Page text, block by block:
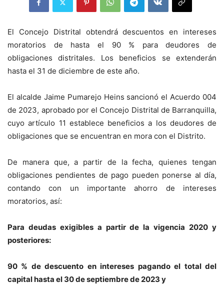
El Concejo Distrital obtendrá descuentos en intereses
moratorios de hasta el 90 % para deudores de
obligaciones distritales. Los beneficios se extenderán
hasta el 31 de diciembre de este año.
El alcalde Jaime Pumarejo Heins sancionó el Acuerdo 004
de 2023, aprobado por el Concejo Distrital de Barranquilla,
cuyo artículo 11 establece beneficios a los deudores de
obligaciones que se encuentran en mora con el Distrito.
De manera que, a partir de la fecha, quienes tengan
obligaciones pendientes de pago pueden ponerse al día,
contando con un importante ahorro de intereses
moratorios, así:
Para deudas exigibles a partir de la vigencia 2020 y
posteriores:
90 % de descuento en intereses pagando el total del
capital hasta el 30 de septiembre de 2023 y